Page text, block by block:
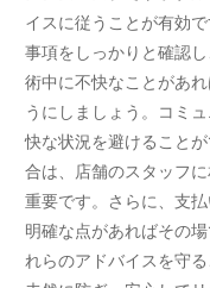
イスに従うことが有効
事項をしっかりと確認
術中に不快なことがあ
うにしましょう。コミ
快な状況を避けること
合は、店舗のスタッフ
重要です。さらに、支
明確な点があればその
れらのアドバイスを守